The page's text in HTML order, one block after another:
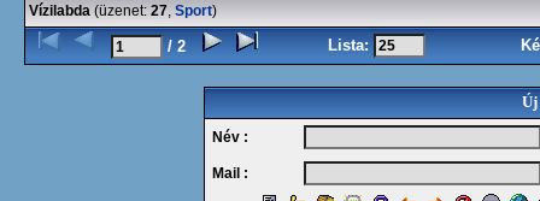
Vízilabda (üzenet: 27, Sport)
/ 2 Lista:
Új
Név :
Mail :